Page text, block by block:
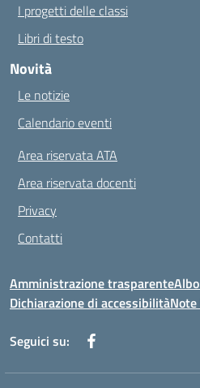
I progetti delle classi
Libri di testo
Novità
Le notizie
Calendario eventi
Area riservata ATA
Area riservata docenti
Privacy
Contatti
Amministrazione trasparente
Dichiarazione di accessibilità
Seguici su: